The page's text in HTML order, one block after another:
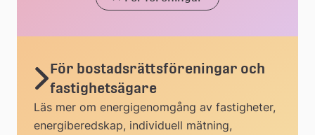
För bostadsrättsföreningar och
fastighetsägare
Läs mer om energigenomgång av fastigheter,
energiberedskap, individuell mätning,